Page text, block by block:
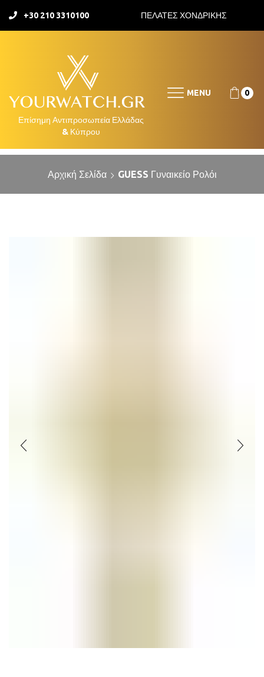
+30 210 3310100 ΠΕΛΑΤΕΣ ΧΟΝΔΡΙΚΗΣ
MENU 0
Αρχική Σελίδα GUESS Γυναικείο Ρολόι